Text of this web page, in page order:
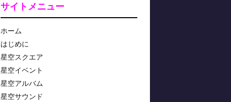
サイトメニュー
ホーム
はじめに
星空スクエア
星空イベント
星空アルバム
星空サウンド